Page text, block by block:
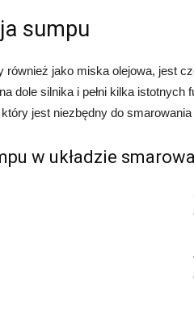
sumpu
również jako miska olejowa, jest
dole silnika i pełni kilka
jest niezbędny do
w układzie